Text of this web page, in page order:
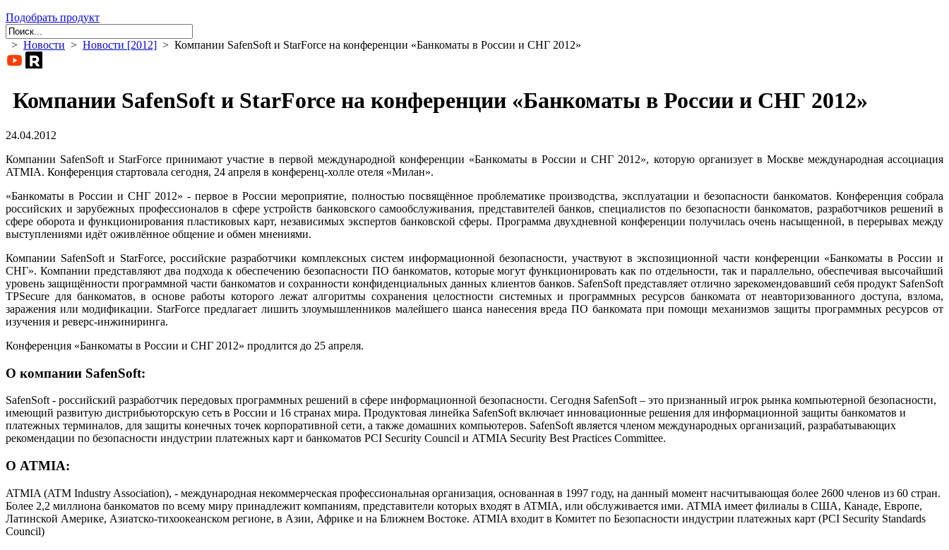
Подобрать продукт
> Новости > Новости [2012] > Компании SafenSoft и StarForce на конференции «Банкоматы в России и СНГ 2012»
Компании SafenSoft и StarForce на конференции «Банкоматы в России и СНГ 2012»
24.04.2012
Компании SafenSoft и StarForce принимают участие в первой международной конференции «Банкоматы в России и СНГ 2012», которую организует в Москве международная ассоциация
ATMIA. Конференция стартовала сегодня, 24 апреля в конференц-холле отеля «Милан».
«Банкоматы в России и СНГ 2012» - первое в России мероприятие, полностью посвящённое проблематике производства, эксплуатации и безопасности банкоматов. Конференция собрала
российских и зарубежных профессионалов в сфере устройств банковского самообслуживания, представителей банков, специалистов по безопасности банкоматов, разработчиков решений в
сфере оборота и функционирования пластиковых карт, независимых экспертов банковской сферы. Программа двухдневной конференции получилась очень насыщенной, в перерывах между
выступлениями идёт оживлённое общение и обмен мнениями.
Компании SafenSoft и StarForce, российские разработчики комплексных систем информационной безопасности, участвуют в экспозиционной части конференции «Банкоматы в России и
СНГ». Компании представляют два подхода к обеспечению безопасности ПО банкоматов, которые могут функционировать как по отдельности, так и параллельно, обеспечивая высочайший
уровень защищённости программной части банкоматов и сохранности конфиденциальных данных клиентов банков. SafenSoft представляет отлично зарекомендовавший себя продукт SafenSoft
TPSecure для банкоматов, в основе работы которого лежат алгоритмы сохранения целостности системных и программных ресурсов банкомата от неавторизованного доступа, взлома,
заражения или модификации. StarForce предлагает лишить злоумышленников малейшего шанса нанесения вреда ПО банкомата при помощи механизмов защиты программных ресурсов от
изучения и реверс-инжиниринга.
Конференция «Банкоматы в России и СНГ 2012» продлится до 25 апреля.
О компании SafenSoft:
SafenSoft - российский разработчик передовых программных решений в сфере информационной безопасности. Сегодня SafenSoft – это признанный игрок рынка компьютерной безопасности,
имеющий развитую дистрибьюторскую сеть в России и 16 странах мира. Продуктовая линейка SafenSoft включает инновационные решения для информационной защиты банкоматов и
платежных терминалов, для защиты конечных точек корпоративной сети, a также домашних компьютеров. SafenSoft является членом международных организаций, разрабатывающих
рекомендации по безопасности индустрии платежных карт и банкоматов PCI Security Council и ATMIA Security Best Practices Сommittee.
О ATMIA:
ATMIA (ATM Industry Association), - международная некоммерческая профессиональная организация, основанная в 1997 году, на данный момент насчитывающая более 2600 членов из 60 стран.
Более 2,2 миллиона банкоматов по всему миру принадлежит компаниям, представители которых входят в ATMIA, или обслуживается ими. ATMIA имеет филиалы в США, Канаде, Европе,
Латинской Америке, Азиатско-тихоокеанском регионе, в Азии, Африке и на Ближнем Востоке. ATMIA входит в Комитет по Безопасности индустрии платежных карт (PCI Security Standards
Council)